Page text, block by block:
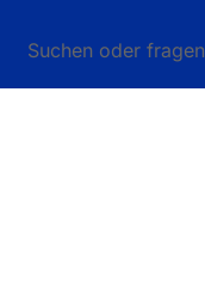
Suchen oder fragen